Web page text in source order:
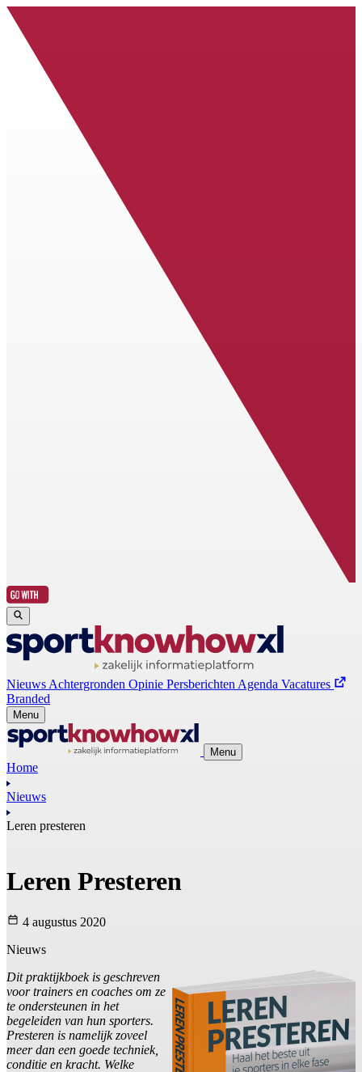
Nieuws Achtergronden Opinie Persberichten Agenda Vacatures
Branded
Menu
Menu
Home
Nieuws
Leren presteren
Leren Presteren
4 augustus 2020
Nieuws
Dit praktijkboek is geschreven
voor trainers en coaches om ze
te ondersteunen in het
begeleiden van hun sporters.
Presteren is namelijk zoveel
meer dan een goede techniek,
conditie en kracht. Welke